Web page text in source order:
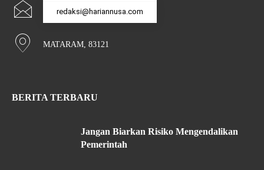
redaksi@hariannusa.com
MATARAM, 83121
BERITA TERBARU
Jangan Biarkan Risiko Mengendalikan
Pemerintah